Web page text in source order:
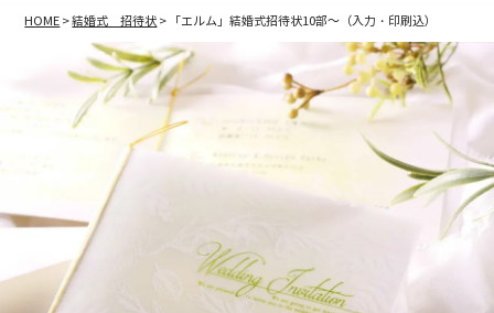
HOME 結婚式 招待状 「エルム」結婚式招待状10部～（入力・印刷込）